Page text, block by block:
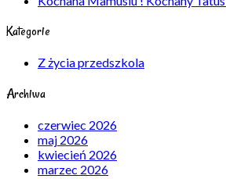
Kategorie
Z życia przedszkola
Archiwa
czerwiec 2026
maj 2026
kwiecień 2026
marzec 2026